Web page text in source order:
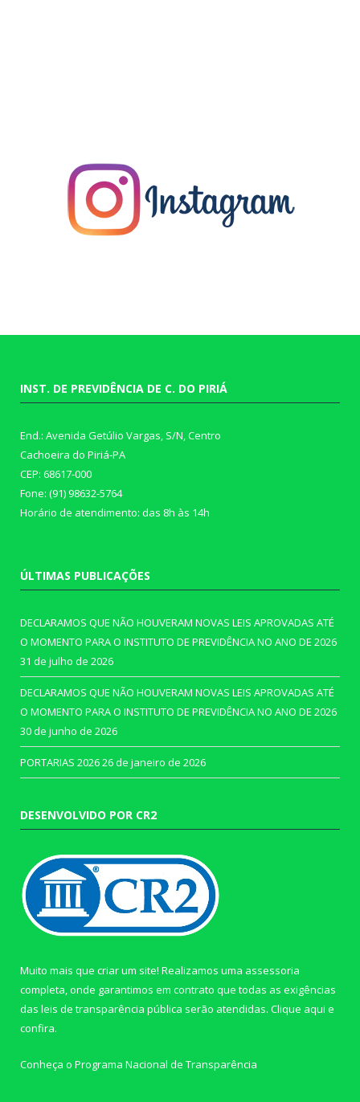
INST. DE PREVIDÊNCIA DE C. DO PIRIÁ
End.: Avenida Getúlio Vargas, S/N, Centro
Cachoeira do Piriá-PA
CEP: 68617-000
Fone: (91) 98632-5764
Horário de atendimento: das 8h às 14h
ÚLTIMAS PUBLICAÇÕES
DECLARAMOS QUE NÃO HOUVERAM NOVAS LEIS APROVADAS ATÉ
O MOMENTO PARA O INSTITUTO DE PREVIDÊNCIA NO ANO DE 2026
31 de julho de 2026
DECLARAMOS QUE NÃO HOUVERAM NOVAS LEIS APROVADAS ATÉ
O MOMENTO PARA O INSTITUTO DE PREVIDÊNCIA NO ANO DE 2026
30 de junho de 2026
PORTARIAS 202626 de janeiro de 2026
DESENVOLVIDO POR CR2
Muito mais que criar um site! Realizamos uma assessoria
completa, onde garantimos em contrato que todas as exigências
das leis de transparência pública serão atendidas. Clique aqui e
confira.
Conheça o Programa Nacional de Transparência